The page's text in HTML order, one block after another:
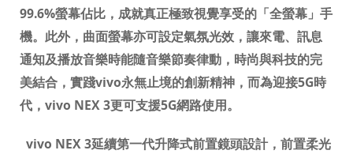
99.6%螢幕佔比，成就真正極致視覺享受的「全螢幕」手
機。此外，曲面螢幕亦可設定氣氛光效，讓來電、訊息
通知及播放音樂時能隨音樂節奏律動，時尚與科技的完
美結合，實踐vivo永無止境的創新精神，而為迎接5G時
代， vivo NEX 3更可支援5G網路使用。
vivo NEX 3延續第一代升降式前置鏡頭設計，前置柔光